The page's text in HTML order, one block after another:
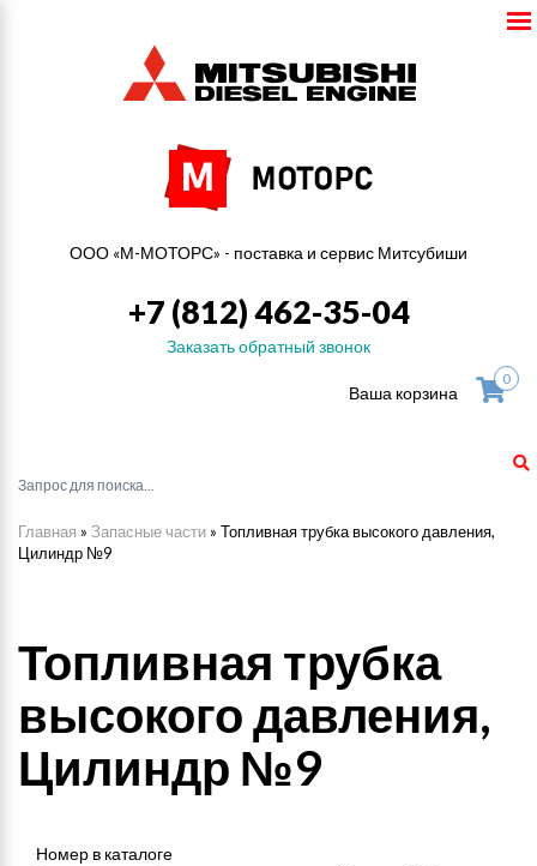
ООО «М-МОТОРС» - поставка и сервис Митсубиши
+7 (812) 462-35-04
Заказать обратный звонок
Ваша корзина
0
Главная » Запасные части » Топливная трубка высокого давления,
Цилиндр №9
Топливная трубка
высокого давления,
Цилиндр №9
Номер в каталоге